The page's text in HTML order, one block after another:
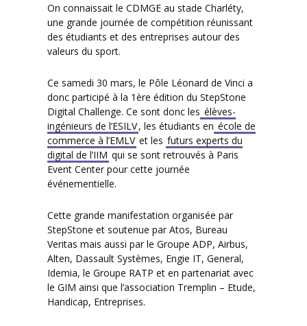
On connaissait le CDMGE au stade Charléty,
une grande journée de compétition réunissant
des étudiants et des entreprises autour des
valeurs du sport.
Ce samedi 30 mars, le Pôle Léonard de Vinci a
donc participé à la 1ère édition du StepStone
Digital Challenge. Ce sont donc les élèves-
ingénieurs de l’ESILV, les étudiants en école de
commerce à l’EMLV et les futurs experts du
digital de l’IIM qui se sont retrouvés à Paris
Event Center pour cette journée
événementielle.
Cette grande manifestation organisée par
StepStone et soutenue par Atos, Bureau
Veritas mais aussi par le Groupe ADP, Airbus,
Alten, Dassault Systèmes, Engie IT, General,
Idemia, le Groupe RATP et en partenariat avec
le GIM ainsi que l’association Tremplin – Etude,
Handicap, Entreprises.